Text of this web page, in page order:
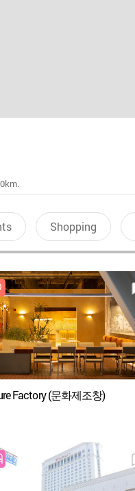
Shopping
Factory (문화제조창)